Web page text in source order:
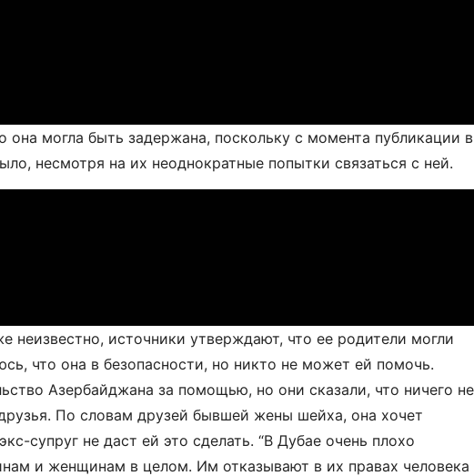
могла быть задержана, поскольку с момента публикации в
несмотря на их неоднократные попытки связаться с ней.
неизвестно, источники утверждают, что ее родители могли
что она в безопасности, но никто не может ей помочь.
Азербайджана за помощью, но они сказали, что ничего не
друзья. По словам друзей бывшей жены шейха, она хочет
супруг не даст ей это сделать. “В Дубае очень плохо
и женщинам в целом. Им отказывают в их правах человека